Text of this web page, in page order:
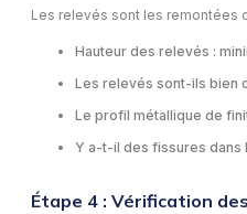
Les relevés sont les remontées
Hauteur des relevés :
Les relevés sont-ils bien
Le profil métallique de
Y a-t-il des fissures dans
Étape 4 : Vérification